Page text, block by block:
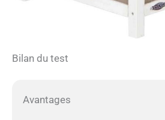
Bilan du test
Avantages